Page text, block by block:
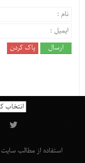
استفاده از مطالب